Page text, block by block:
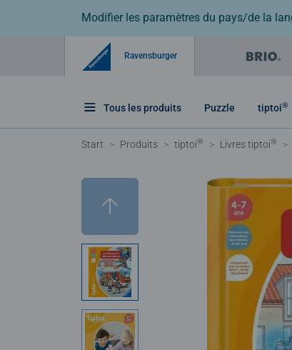
Modifier les paramètres du pays/de la
Ravensburger
Tous les produits Puzzle tiptoi®
Start Produits tiptoi® Livres tiptoi®